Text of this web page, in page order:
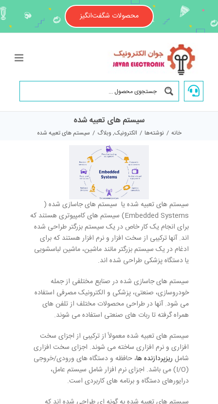
content
محصولات شگفت‌انگیز
سیستم های تعبیه‌ شده
خانه / نوشته‌ها / الکترونیک, وبلاگ / سیستم های تعبیه‌ شده
سیستم های تعبیه‌ شده یا سیستم های جاسازی شده (
Embedded Systems) سیستم های کامپیوتری هستند که
برای انجام یک کار خاص در یک سیستم بزرگتر طراحی شده
اند. آنها ترکیبی از سخت افزار و نرم افزار هستند که برای
ادغام در یک سیستم بزرگتر مانند ماشین، ماشین لباسشویی
یا دستگاه پزشکی طراحی شده اند.
سیستم های جاسازی شده در صنایع مختلفی از جمله
خودروسازی، صنعتی، پزشکی و الکترونیک مصرفی استفاده
می شود. آنها در طراحی محصولات مختلف از تلفن های
همراه گرفته تا ربات های صنعتی استفاده می شوند.
سیستم های تعبیه شده معمولاً از ترکیبی از اجزای سخت
افزاری و نرم افزاری ساخته می شوند. اجزای سخت افزاری
شامل ریزپردازنده ها، حافظه و دستگاه های ورودی/خروجی
(I/O) می باشد. اجزای نرم افزار شامل سیستم عامل،
درایورهای دستگاه و برنامه های کاربردی است.